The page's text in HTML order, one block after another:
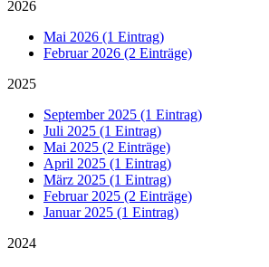
2026
Mai 2026 (1 Eintrag)
Februar 2026 (2 Einträge)
2025
September 2025 (1 Eintrag)
Juli 2025 (1 Eintrag)
Mai 2025 (2 Einträge)
April 2025 (1 Eintrag)
März 2025 (1 Eintrag)
Februar 2025 (2 Einträge)
Januar 2025 (1 Eintrag)
2024